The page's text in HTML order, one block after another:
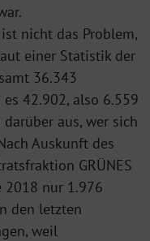
nicht das Problem,
einer Statistik der
36.343
42.902, also 6.559
aus, wer sich
Auskunft des
GRÜNES
2018 nur 1.976
den letzten
weil